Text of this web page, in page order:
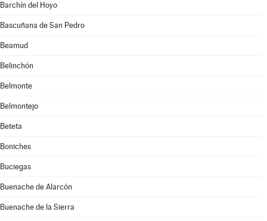
Barchín del Hoyo
Bascuñana de San Pedro
Beamud
Belinchón
Belmonte
Belmontejo
Beteta
Boniches
Buciegas
Buenache de Alarcón
Buenache de la Sierra